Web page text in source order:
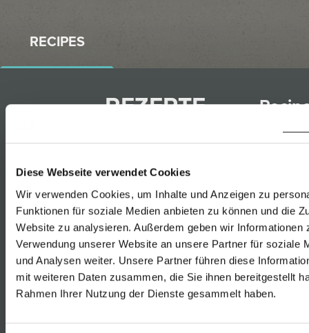
Diese Webseite verwendet Cookies
Wir verwenden Cookies, um Inhalte und Anzeigen zu
Funktionen für soziale Medien anbieten zu können und die
Website zu analysieren. Außerdem geben wir Informationen
Verwendung unserer Website an unsere Partner für soziale
und Analysen weiter. Unsere Partner führen diese
mit weiteren Daten zusammen, die Sie ihnen bereitgestellt
Rahmen Ihrer Nutzung der Dienste gesammelt haben.
RECIPES
REZEPTE
ZU
BEERENAUSLESE
Rinder-Filet-
Tartar mit
Spargel-
Avocado-
that
match
Rust
Rust